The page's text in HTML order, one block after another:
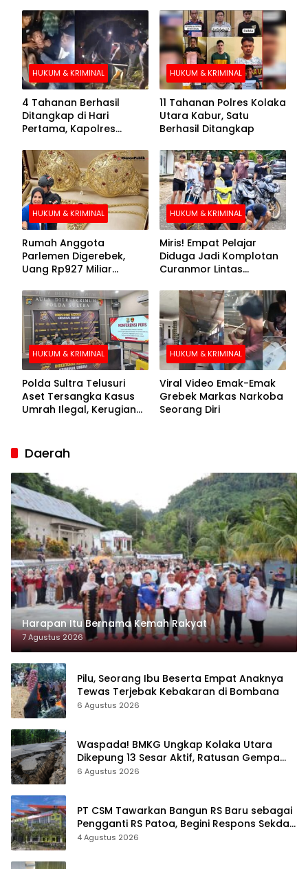
Evakuasi Jenazah
Korban
HUKUM & KRIMINAL
4 Tahanan Berhasil
Ditangkap di Hari
Pertama, Kapolres
Buronan Segera
Menyerahkan Diri
HUKUM & KRIMINAL
11 Tahanan Polres Kolaka
Utara Kabur, Satu
Berhasil Ditangkap
HUKUM & KRIMINAL
Rumah Anggota
Parlemen Digerebek,
Uang Rp927 Miliar
HUKUM & KRIMINAL
Miris! Empat Pelajar
Diduga Jadi Komplotan
Curanmor Lintas
HUKUM & KRIMINAL
Polda Sultra Telusuri
Aset Tersangka Kasus
Umrah Ilegal, Kerugian
HUKUM & KRIMINAL
Viral Video Emak-Emak
Grebek Markas Narkoba
Seorang Diri
Daerah
Harapan Itu Bernama Kemah Rakyat
7 Agustus 2026
Pilu, Seorang Ibu Beserta Empat Anaknya
Tewas Terjebak Kebakaran di Bombana
6 Agustus 2026
Waspada! BMKG Ungkap Kolaka Utara
Dikepung 13 Sesar Aktif, Ratusan Gempa
Sudah Terekam
6 Agustus 2026
PT CSM Tawarkan Bangun RS Baru sebagai
Pengganti RS Patoa, Begini Respons Sekda
Kolut
4 Agustus 2026